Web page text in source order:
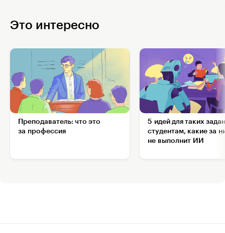
Это интересно
Преподаватель: что это
за профессия
5 идей для таких
студентам, какие за
не выполнит ИИ